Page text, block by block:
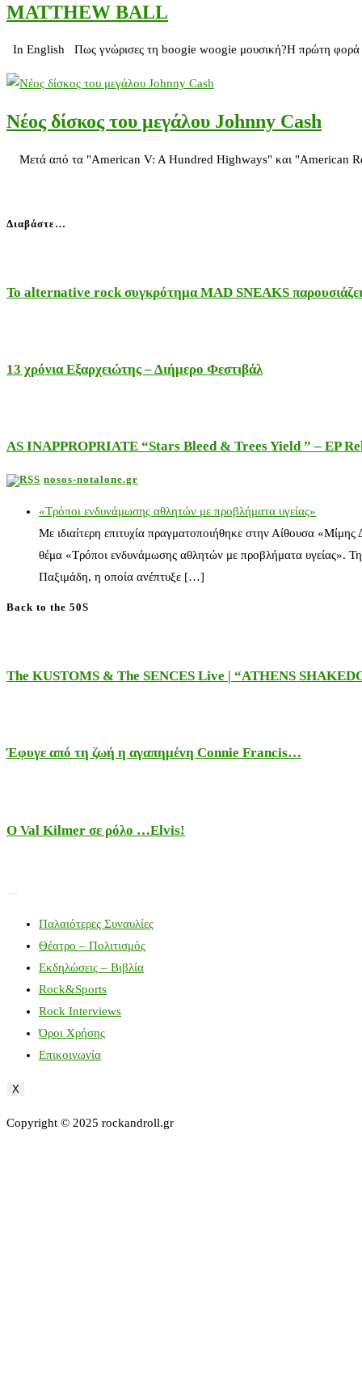
MATTHEW BALL
In English Πως γνώρισες τη boogie woogie μουσική?Η πρώτη φορά
Νέος δίσκος του μεγάλου Johnny Cash
Μετά από τα "American V: A Hundred Highways" και "American
Διαβάστε…
Το alternative rock συγκρότημα MAD SNEAKS
13 χρόνια Εξαρχειώτης – Διήμερο Φεστιβάλ
AS INAPPROPRIATE “Stars Bleed & Trees Yield ” – EP
nosos-notalone.gr
«Τρόποι ενδυνάμωσης αθλητών με προβλήματα υγείας»
Με ιδιαίτερη επιτυχία πραγματοποιήθηκε στην Αίθουσα
θέμα «Τρόποι ενδυνάμωσης αθλητών με προβλήματα υγείας».
Παξιμάδη, η οποία ανέπτυξε […]
Back to the 50S
The KUSTOMS & The SENCES Live | “ATHENS
Έφυγε από τη ζωή η αγαπημένη Connie Francis…
Ο Val Kilmer σε ρόλο …Elvis!
Παλαιότερες Συναυλίες
Θέατρο – Πολιτισμός
Εκδηλώσεις – Βιβλία
Rock&Sports
Rock Interviews
Όροι Χρήσης
Επικοινωνία
X
Copyright © 2025 rockandroll.gr